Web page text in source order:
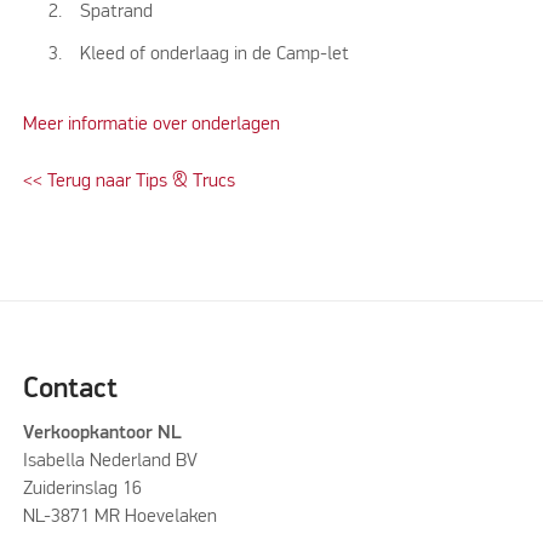
Spatrand
Kleed of onderlaag in de Camp-let
Meer informatie over onderlagen
<< Terug naar Tips & Trucs
Contact
Verkoopkantoor NL
Isabella Nederland BV
Zuiderinslag 16
NL-3871 MR Hoevelaken